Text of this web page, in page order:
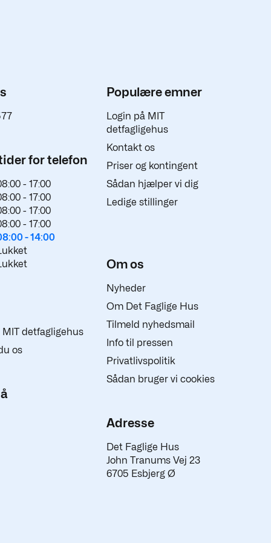
for telefon
- 17:00
- 17:00
- 17:00
- 17:00
-14:00
MIT detfagligehus
os
Populære emner
Login på MIT
detfagligehus
Kontakt os
Priser og kontingent
Sådan hjælper vi dig
Ledige stillinger
Om os
Nyheder
Om Det Faglige Hus
Tilmeld nyhedsmail
Info til pressen
Privatlivspolitik
Sådan bruger vi cookies
Adresse
Det Faglige Hus
John Tranums Vej 23
6705 Esbjerg Ø